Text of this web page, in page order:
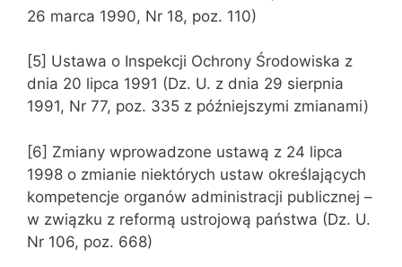
26 marca 1990, Nr 18, poz. 110)
[5] Ustawa o Inspekcji Ochrony Środowiska z
dnia 20 lipca 1991 (Dz. U. z dnia 29 sierpnia
1991, Nr 77, poz. 335 z późniejszymi zmianami)
[6] Zmiany wprowadzone ustawą z 24 lipca
1998 o zmianie niektórych ustaw określających
kompetencje organów administracji publicznej –
w związku z reformą ustrojową państwa (Dz. U.
Nr 106, poz. 668)